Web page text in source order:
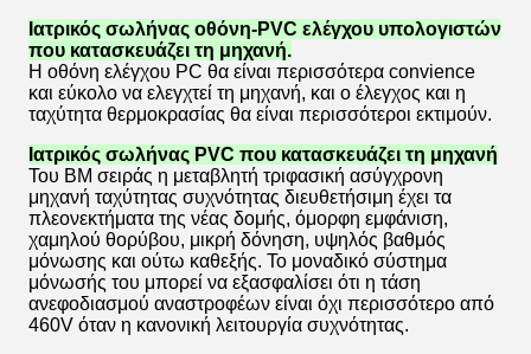
Ιατρικός σωλήνας οθόνη-PVC ελέγχου υπολογιστών
που κατασκευάζει τη μηχανή.
Η οθόνη ελέγχου PC θα είναι περισσότερα convience
και εύκολο να ελεγχτεί τη μηχανή, και ο έλεγχος και η
ταχύτητα θερμοκρασίας θα είναι περισσότεροι εκτιμούν.
Ιατρικός σωλήνας PVC που κατασκευάζει τη μηχανή
Του BM σειράς η μεταβλητή τριφασική ασύγχρονη
μηχανή ταχύτητας συχνότητας διευθετήσιμη έχει τα
πλεονεκτήματα της νέας δομής, όμορφη εμφάνιση,
χαμηλού θορύβου, μικρή δόνηση, υψηλός βαθμός
μόνωσης και ούτω καθεξής. Το μοναδικό σύστημα
μόνωσής του μπορεί να εξασφαλίσει ότι η τάση
ανεφοδιασμού αναστροφέων είναι όχι περισσότερο από
460V όταν η κανονική λειτουργία συχνότητας.